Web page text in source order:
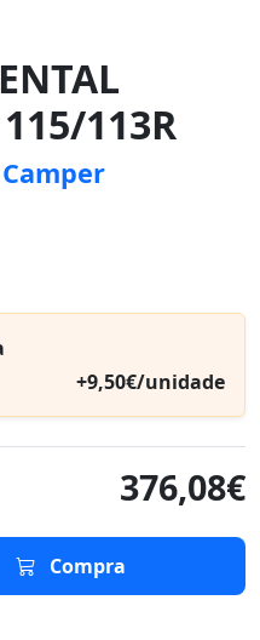
113R
+9,50€/unidade
376,08€
Compra